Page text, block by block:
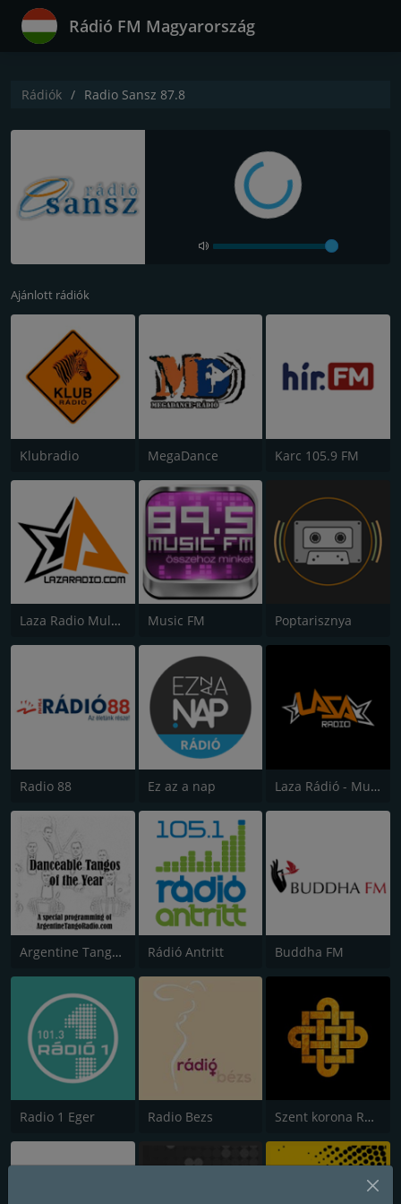
Rádió FM Magyarország
Rádiók Radio Sansz 87.8
Ajánlott rádiók
Klubradio MegaDance Karc 105.9 FM
Laza Radio Mulatos Music FM Poptarisznya
Radio 88 Ez az a nap Laza Rádió - Mulatós Csatorna
Argentine Tango Radio Rádió Antritt Buddha FM
Radio 1 Eger Radio Bezs Szent korona Rádió